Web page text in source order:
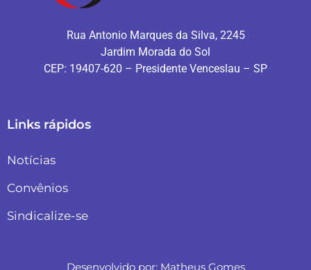
Rua Antonio Marques da Silva, 2245
Jardim Morada do Sol
CEP: 19407-620 – Presidente Venceslau – SP
Links rápidos
Notícias
Convênios
Sindicalize-se
Desenvolvido por: Matheus Gomes